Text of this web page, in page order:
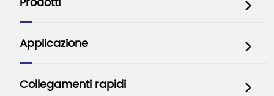

Applicazione 
Collegamenti rapidi 